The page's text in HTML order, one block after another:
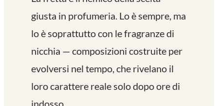
giusta in profumeria. Lo è sempre, ma
lo è soprattutto con le fragranze di
nicchia — composizioni costruite per
evolversi nel tempo, che rivelano il
loro carattere reale solo dopo ore di
indosso.